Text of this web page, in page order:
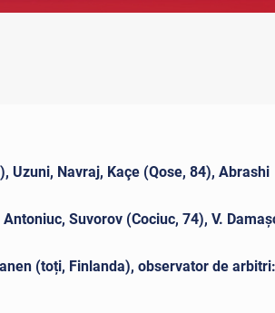
Uzuni, Navraj, Kaçe (Qose, 84), Abrashi
Suvorov (Cociuc, 74), V.
(toți, Finlanda), observator de